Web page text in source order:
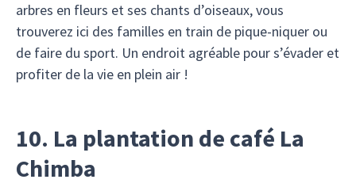
arbres en fleurs et ses chants d’oiseaux, vous
trouverez ici des familles en train de pique-niquer ou
de faire du sport. Un endroit agréable pour s’évader et
profiter de la vie en plein air !
10. La plantation de café La
Chimba